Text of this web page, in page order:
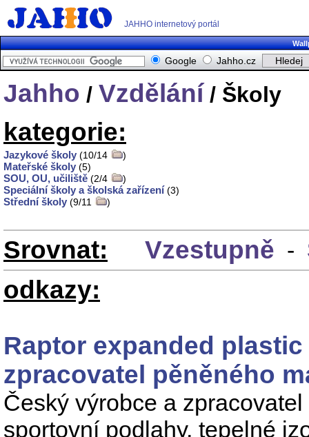
JAHHO internetový portál
Google Jahho.cz
Jahho / Vzdělání / Školy
kategorie:
Jazykové školy (10/14 )
Mateřské školy (5)
SOU, OU, učiliště (2/4 )
Speciální školy a školská zařízení (3)
Střední školy (9/11 )
Srovnat: Vzestupně -
odkazy:
Raptor expanded
zpracovatel pěněného
Český výrobce a
sportovní podlahy, tepelné